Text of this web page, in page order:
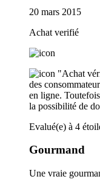
20 mars 2015
Achat verifié
"Achat
des
en ligne.
la possibilité de
Evalué(e) à 4
Gourmand
Une vraie